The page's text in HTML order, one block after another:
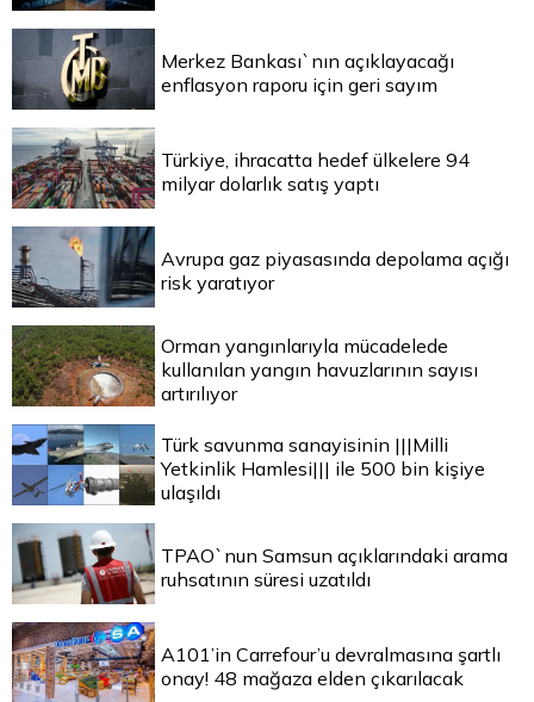
Merkez Bankası`nın açıklayacağı
enflasyon raporu için geri sayım
Türkiye, ihracatta hedef ülkelere 94
milyar dolarlık satış yaptı
Avrupa gaz piyasasında depolama açığı
risk yaratıyor
Orman yangınlarıyla mücadelede
kullanılan yangın havuzlarının sayısı
artırılıyor
Türk savunma sanayisinin |||Milli
Yetkinlik Hamlesi||| ile 500 bin kişiye
ulaşıldı
TPAO`nun Samsun açıklarındaki arama
ruhsatının süresi uzatıldı
A101’in Carrefour’u devralmasına şartlı
onay! 48 mağaza elden çıkarılacak